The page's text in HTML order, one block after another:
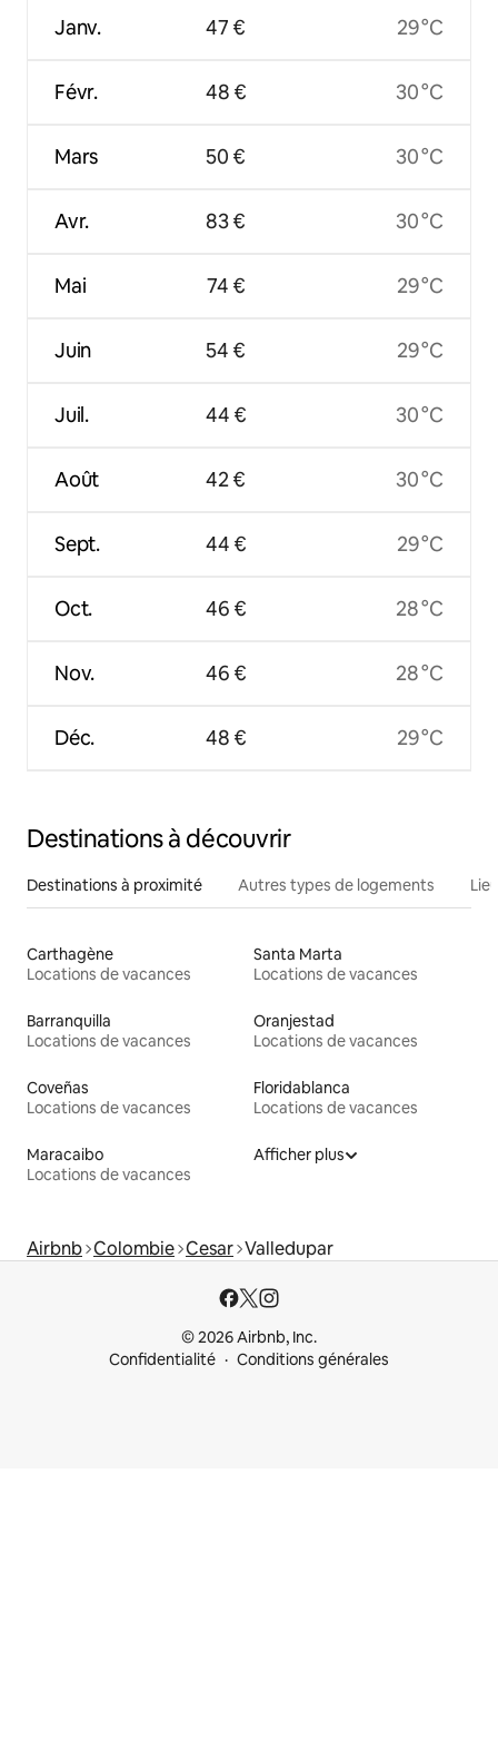
Janv.
Févr.
Mars
Avr.
Mai
Juin
Juil.
Août
Sept.
Oct.
Nov.
Déc.
47 €
48 €
50 €
83 €
74 €
54 €
44 €
42 €
44 €
46 €
46 €
48 €
29 °C
30 °C
30 °C
30 °C
29 °C
29 °C
30 °C
30 °C
29 °C
28 °C
28 °C
29 °C
Destinations à découvrir
Destinations à proximité Autres types de logements
Carthagène
Locations de vacances
Santa Marta
Locations de vacances
Barranquilla
Locations de vacances
Oranjestad
Locations de vacances
Coveñas
Locations de vacances
Floridablanca
Locations de vacances
Maracaibo
Locations de vacances
Afficher plus
Airbnb Colombie Cesar Valledupar
© 2026 Airbnb, Inc.
Confidentialité
Conditions générales